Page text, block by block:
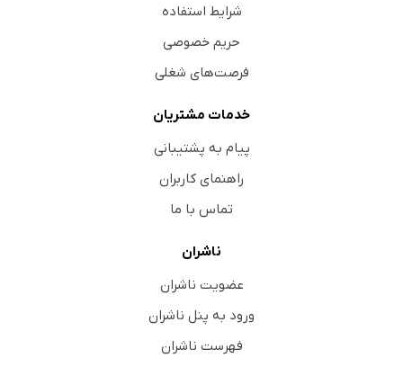
شرایط استفاده
حریم خصوصی
فرصت‌های شغلی
خدمات مشتریان
پیام به پشتیبانی
راهنمای کاربران
تماس با ما
ناشران
عضویت ناشران
ورود به پنل ناشران
فهرست ناشران